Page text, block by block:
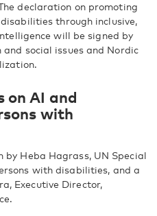
declaration on promoting
through inclusive,
will be signed by
social issues and Nordic
on AI and
with
by Heba Hagrass, UN Special
with disabilities, and a
Executive Director,